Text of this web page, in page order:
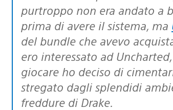
purtroppo non era andato a
prima di avere il sistema, ma
del bundle che avevo
ero interessato ad
giocare ho deciso di
stregato dagli splendidi
freddure di Drake.